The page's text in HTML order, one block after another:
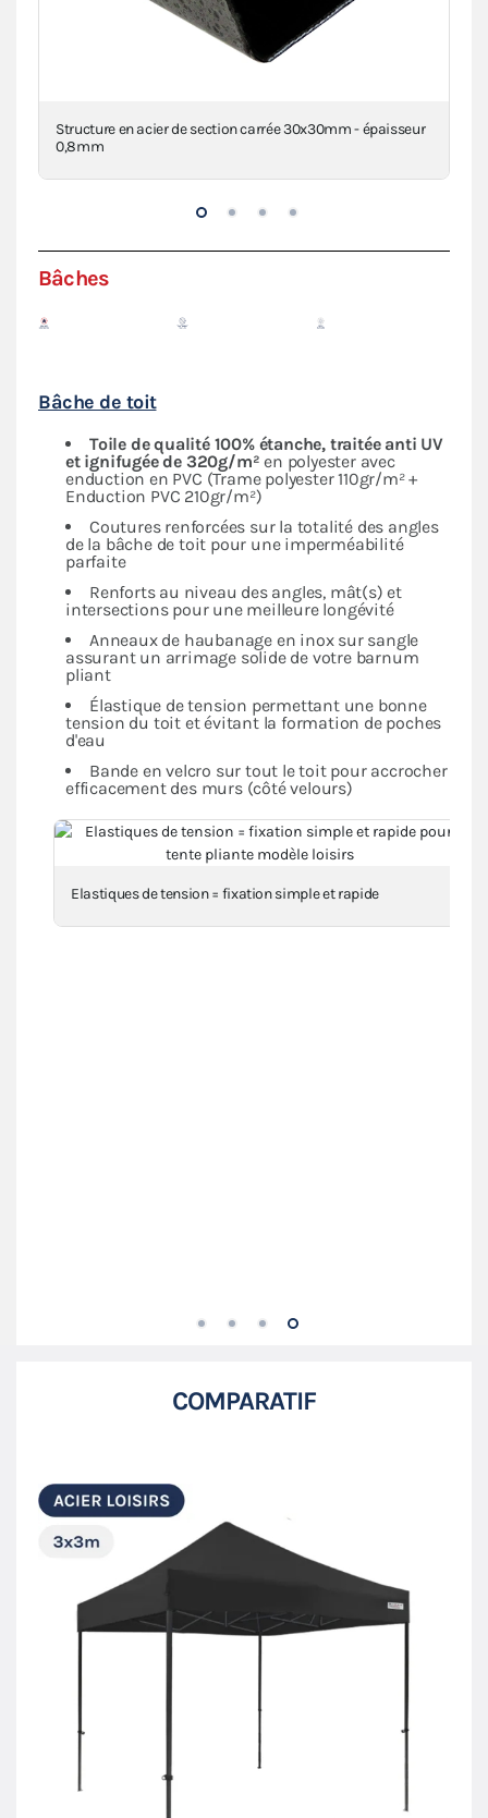
Structure en acier de section carrée 30x30mm - épaisseur
0,8mm
Bâches
Bâche de toit
Toile de qualité 100% étanche, traitée anti UV
et ignifugée de 320g/m² en polyester avec
enduction en PVC (Trame polyester 110gr/m² +
Enduction PVC 210gr/m²)
Coutures renforcées sur la totalité des angles
de la bâche de toit pour une imperméabilité
parfaite
Renforts au niveau des angles, mât(s) et
intersections pour une meilleure longévité
Anneaux de haubanage en inox sur sangle
assurant un arrimage solide de votre barnum
pliant
Élastique de tension permettant une bonne
tension du toit et évitant la formation de poches
d'eau
Bande en velcro sur tout le toit pour accrocher
efficacement des murs (côté velours)
Elastiques de tension = fixation simple et rapide
COMPARATIF